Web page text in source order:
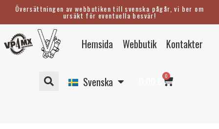
Hoppa
innehåll
Översättningen av webbutiken till svenska pågår, vi ber om
ursäkt för eventuella besvär!
Hemsida Webbutik Kontakter
Svenska
English
Deutsch
0
Varukorg